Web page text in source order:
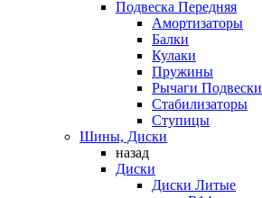
Подвеска Передняя
Амортизаторы
Балки
Кулаки
Пружины
Рычаги Подвески
Стабилизаторы
Ступицы
Шины, Диски
назад
Диски
Диски Литые